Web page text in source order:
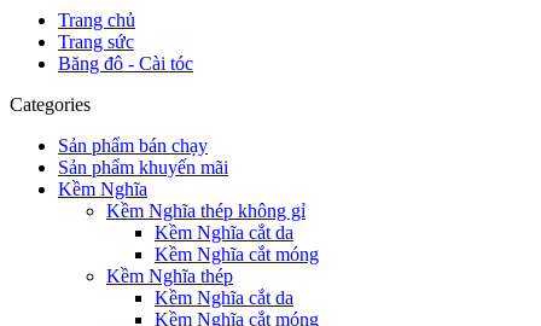
Trang chủ
Trang sức
Băng đô - Cài tóc
Categories
Sản phẩm bán chạy
Sản phẩm khuyến mãi
Kềm Nghĩa
Kềm Nghĩa thép không gỉ
Kềm Nghĩa cắt da
Kềm Nghĩa cắt móng
Kềm Nghĩa thép
Kềm Nghĩa cắt da
Kềm Nghĩa cắt móng